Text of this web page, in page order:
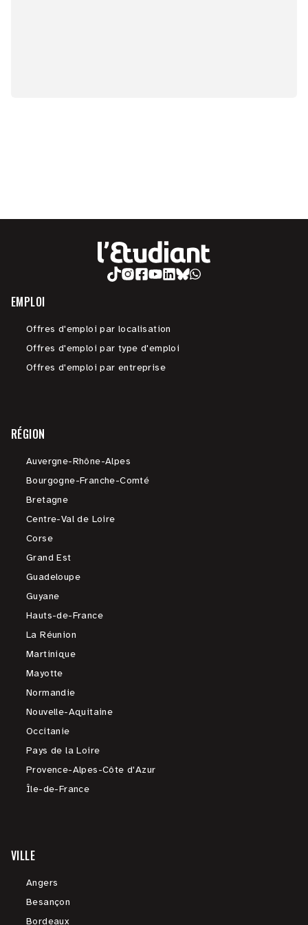
EMPLOI
Offres d'emploi par localisation
Offres d'emploi par type d'emploi
Offres d'emploi par entreprise
RÉGION
Auvergne-Rhône-Alpes
Bourgogne-Franche-Comté
Bretagne
Centre-Val de Loire
Corse
Grand Est
Guadeloupe
Guyane
Hauts-de-France
La Réunion
Martinique
Mayotte
Normandie
Nouvelle-Aquitaine
Occitanie
Pays de la Loire
Provence-Alpes-Côte d'Azur
Île-de-France
VILLE
Angers
Besançon
Bordeaux